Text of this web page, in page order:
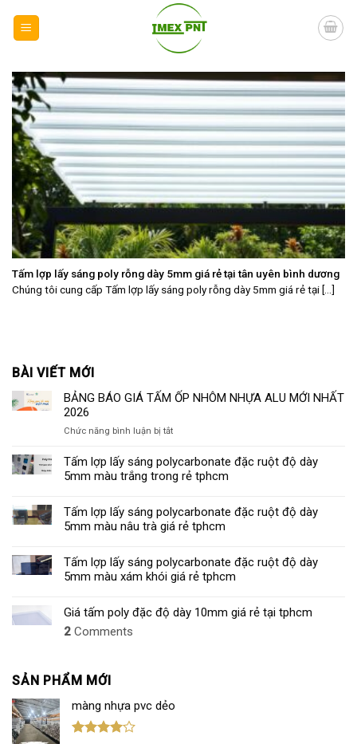
Tấm lợp lấy sáng poly rỗng dày 5mm giá rẻ tại tân uyên bình dương
Chúng tôi cung cấp Tấm lợp lấy sáng poly rỗng dày 5mm giá rẻ tại [...]
BÀI VIẾT MỚI
BẢNG BÁO GIÁ TẤM ỐP NHÔM NHỰA ALU MỚI NHẤT
2026
Chức năng bình luận bị tắtở
BÁO
GIÁ
TẤM
NHÔM
NHỰA
NHẤT
2026
Tấm lợp lấy sáng polycarbonate đặc ruột độ dày
5mm màu trắng trong rẻ tphcm
Tấm lợp lấy sáng polycarbonate đặc ruột độ dày
5mm màu nâu trà giá rẻ tphcm
Tấm lợp lấy sáng polycarbonate đặc ruột độ dày
5mm màu xám khói giá rẻ tphcm
Giá tấm poly đặc độ dày 10mm giá rẻ tại tphcm
2 Comments
SẢN PHẨM MỚI
màng nhựa pvc dẻo